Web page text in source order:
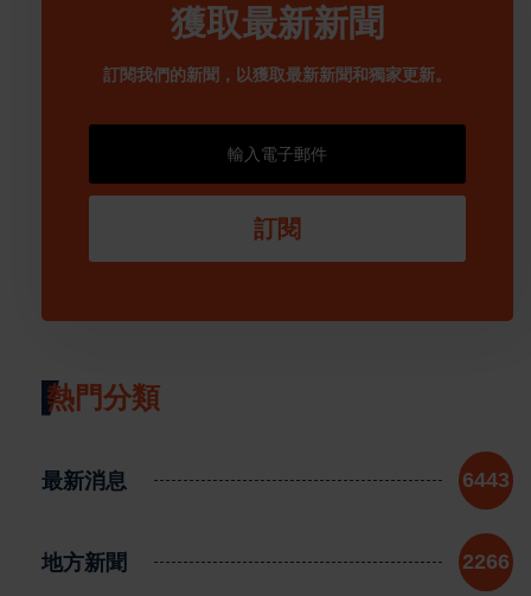
獲取最新新聞
訂閱我們的新聞，以獲取最新新聞和獨家更新。
訂閱
熱門分類
最新消息 6443
地方新聞 2266